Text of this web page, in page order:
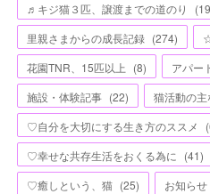
♬キジ猫３匹、譲渡までの道のり
(19
里親さまからの成長記録 (274)
花園TNR、15匹以上 (8) アパー
施設・体験記事 (22) 猫活動の
♡自分を大切にする生き方のススメ
(
♡幸せな共存生活をおくる為に (41)
♡癒しという、猫 (25) お知らせ